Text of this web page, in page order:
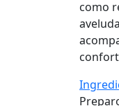
como